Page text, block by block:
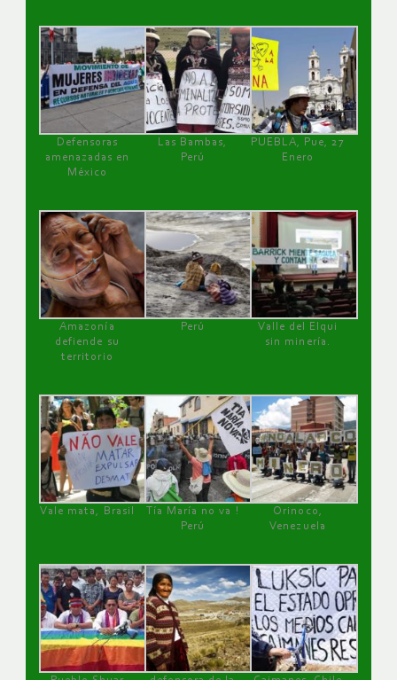
Defensoras
amenazadas en
México
Las Bambas,
Perú
PUEBLA, Pue, 27
Enero
Amazonía
defiende su
territorio
Perú
Valle del Elqui
sin minería.
Vale mata, Brasil
Tía María no va !
Perú
Orinoco,
Venezuela